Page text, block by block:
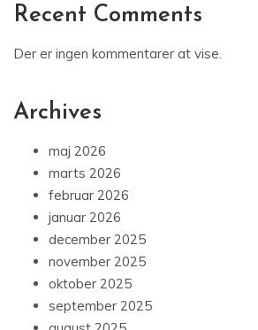
Recent Comments
Der er ingen kommentarer at vise.
Archives
maj 2026
marts 2026
februar 2026
januar 2026
december 2025
november 2025
oktober 2025
september 2025